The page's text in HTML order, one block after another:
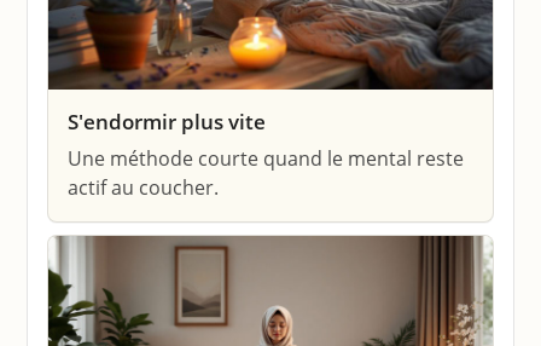
S'endormir plus vite
Une méthode courte quand le mental reste
actif au coucher.